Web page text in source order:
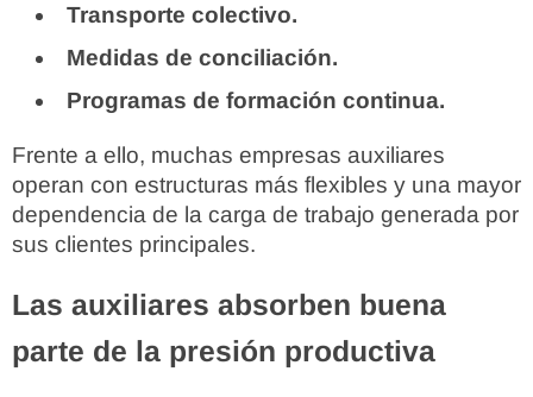
Transporte colectivo.
Medidas de conciliación.
Programas de formación continua.
Frente a ello, muchas empresas auxiliares
operan con estructuras más flexibles y una mayor
dependencia de la carga de trabajo generada por
sus clientes principales.
Las auxiliares absorben buena
parte de la presión productiva